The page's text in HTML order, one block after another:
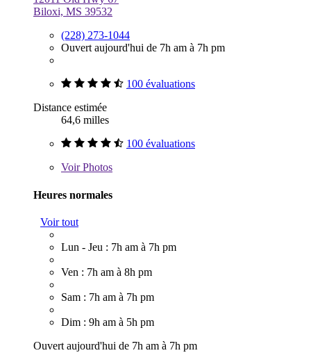
Biloxi, MS 39532
(228) 273-1044
Ouvert aujourd'hui de 7h am à 7h pm
100 évaluations
Distance estimée
64,6 milles
100 évaluations
VoirPhotos
Heures normales
Voir tout
Lun - Jeu : 7h am à 7h pm
Ven : 7h am à 8h pm
Sam : 7h am à 7h pm
Dim : 9h am à 5h pm
Ouvert aujourd'hui de 7h am à 7h pm